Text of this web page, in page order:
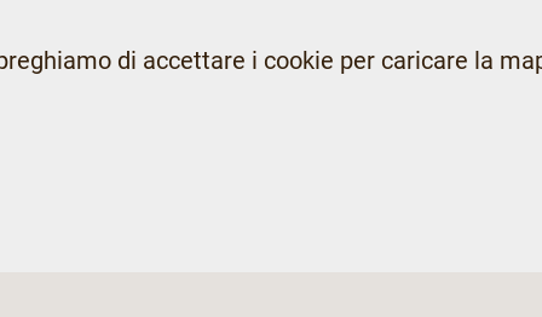
di accettare i cookie per caricare la